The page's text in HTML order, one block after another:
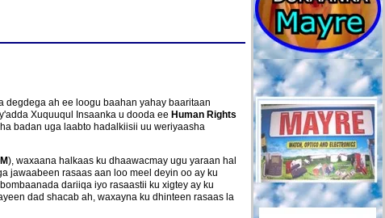
degdega ah ee loogu baahan yahay baaritaan
Xuquuqul Insaanka u dooda ee Human Rights
badan uga laabto hadalkiisii uu weriyaasha
), waxaana halkaas ku dhaawacmay ugu yaraan hal
jawaabeen rasaas aan loo meel deyin oo ay ku
dariiqa iyo rasaastii ku xigtey ay ku
dad shacab ah, waxayna ku dhinteen rasaas la